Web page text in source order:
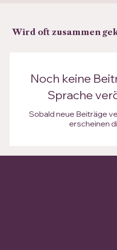
Wird oft zusammen
Noch keine
Sprache
Sobald neue Beiträge
erscheinen